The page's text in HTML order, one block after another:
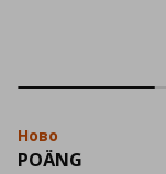
Ново
POÄNG